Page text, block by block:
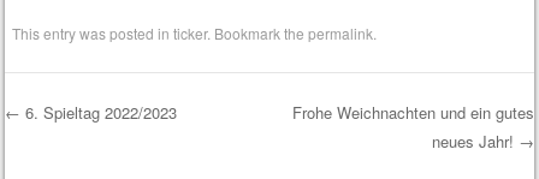
This entry was posted inticker. Bookmark thepermalink
← 6. Spieltag 2022/2023
Frohe Weichnachten und ein gutes
neues Jahr! →